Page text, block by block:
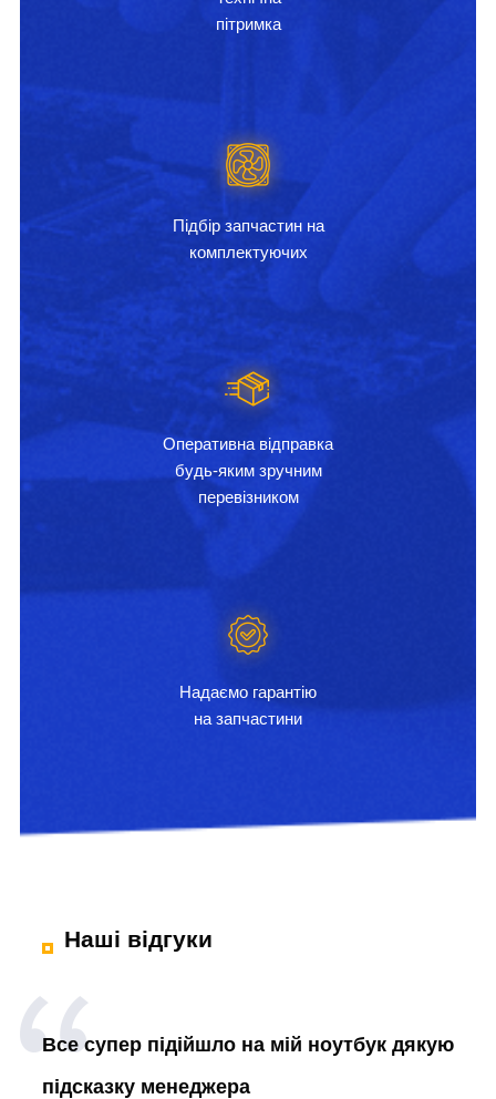
пітримка
Підбір запчастин на
комплектуючих
Оперативна відправка
будь-яким зручним
перевізником
Надаємо гарантію
на запчастини
Наші відгуки
Все супер підійшло на мій ноутбук дякую
підсказку менеджера